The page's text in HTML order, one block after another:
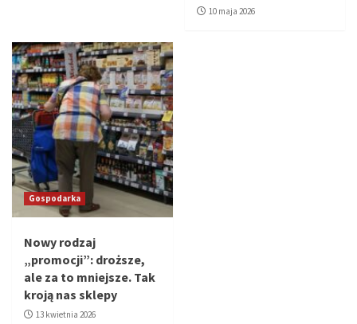
10 maja 2026
Gospodarka
Nowy rodzaj
„promocji”: droższe,
ale za to mniejsze. Tak
kroją nas sklepy
13 kwietnia 2026